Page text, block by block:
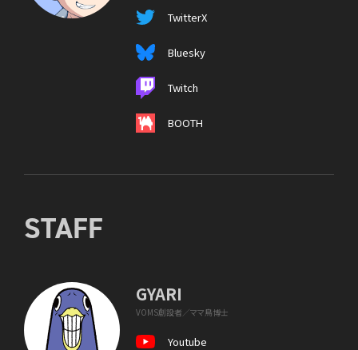
TwitterX
Bluesky
Twitch
BOOTH
STAFF
GYARI
VOMS創設者／ママ鳥博士
Youtube